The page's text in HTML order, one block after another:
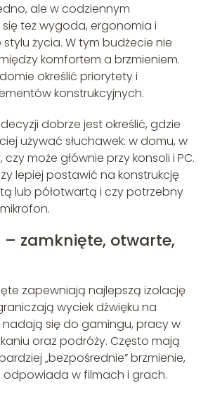
ale w codziennym
też wygoda, ergonomia i
życia. W tym budżecie nie
komfortem a brzmieniem.
określić priorytety i
konstrukcyjnych.
dobrze jest określić, gdzie
używać słuchawek: w domu, w
może głównie przy konsoli i PC.
lepiej postawić na konstrukcję
lub półotwartą i czy potrzebny
zamknięte, otwarte,
zapewniają najlepszą izolację
wyciek dźwięku na
nadają się do gamingu, pracy w
oraz podróży. Często mają
„bezpośrednie” brzmienie,
w filmach i grach.